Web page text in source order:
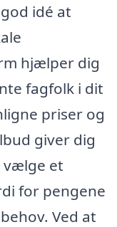
idé at
hjælper dig
fagfolk i dit
priser og
giver dig
vælge et
for pengene
Ved at